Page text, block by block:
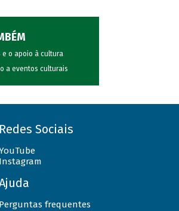
e o apoio à cultura
a eventos culturais
Redes Sociais
Instagram
Perguntas frequentes